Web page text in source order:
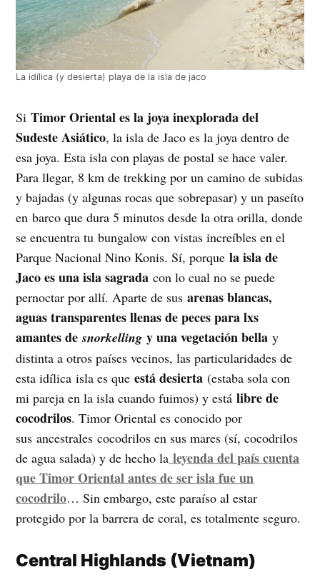
La idílica (y desierta) playa de la isla de jaco
SiTimor Oriental es la joya inexplorada del
Sudeste Asiático, la isla de Jaco es la joya dentro de
esa joya. Esta isla con playas de postal se hace valer.
Para llegar, 8 km de trekking por un camino de subidas
y bajadas (y algunas rocas que sobrepasar) y un paseíto
en barco que dura 5 minutos desde la otra orilla, donde
se encuentra tu bungalow con vistas increíbles en el
Parque Nacional Nino Konis. Sí, porquela isla de
Jaco es una isla sagrada con lo cual no se puede
pernoctar por allí. Aparte de susarenas blancas,
aguas transparentes llenas de peces para lxs
amantes desnorkelling y una vegetación bella y
distinta a otros países vecinos, las particularidades de
esta idílica isla es queestá desierta (estaba sola con
mi pareja en la isla cuando fuimos) y estálibre de
cocodrilos. Timor Oriental es conocido por
sus ancestrales cocodrilos en sus mares (sí, cocodrilos
de agua salada) y de hecho la leyenda del país cuenta
que Timor Oriental antes de ser isla fue un
cocodrilo… Sin embargo, este paraíso al estar
protegido por la barrera de coral, es totalmente seguro.
Central Highlands (Vietnam)